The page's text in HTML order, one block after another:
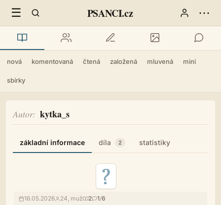
☰ PSANCI.cz ⋯
nová komentovaná čtená založená mluvená mini
sbírky
Autor kytka_s
základní informace díla 2 statistiky
16.05.2026 24, muž 2 1/6